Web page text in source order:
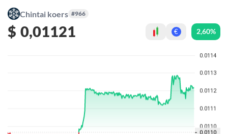
Chintai koers #966
$ 0,01121 € 2,60%